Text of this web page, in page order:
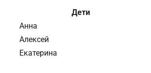
Дети
Анна
Алексей
Екатерина